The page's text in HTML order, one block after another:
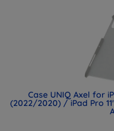
Case UNIQ Axel for
(2022/2020) / iPad Pro